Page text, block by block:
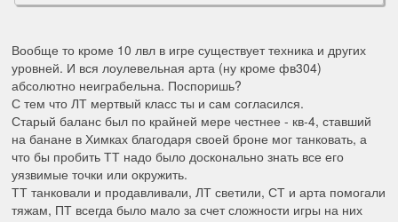
Вообще то кроме 10 лвл в игре существует техника и других
уровней. И вся лоулевельная арта (ну кроме фв304)
абсолютно неиграбельна. Поспоришь?
С тем что ЛТ мертвый класс ты и сам согласился.
Старый баланс был по крайней мере честнее - кв-4, ставший
на банане в Химках благодаря своей броне мог танковать, а
что бы пробить ТТ надо было досконально знать все его
уязвимые точки или окружить.
ТТ танковали и продавливали, ЛТ светили, СТ и арта помогали
тяжам, ПТ всегда было мало за счет сложности игры на них